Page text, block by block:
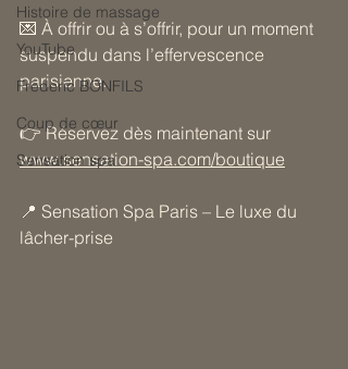
Histoire de massage
YouTube
Frederic BONFILS
Coup de cœur
Sensation spa
💌 À offrir ou à s’offrir, pour un moment
suspendu dans l’effervescence
parisienne.
👉 Réservez dès maintenant sur
www.sensation-spa.com/boutique
📍 Sensation Spa Paris – Le luxe du
lâcher-prise